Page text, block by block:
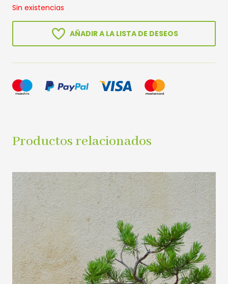
Sin existencias
AÑADIR A LA LISTA DE DESEOS
Productos relacionados